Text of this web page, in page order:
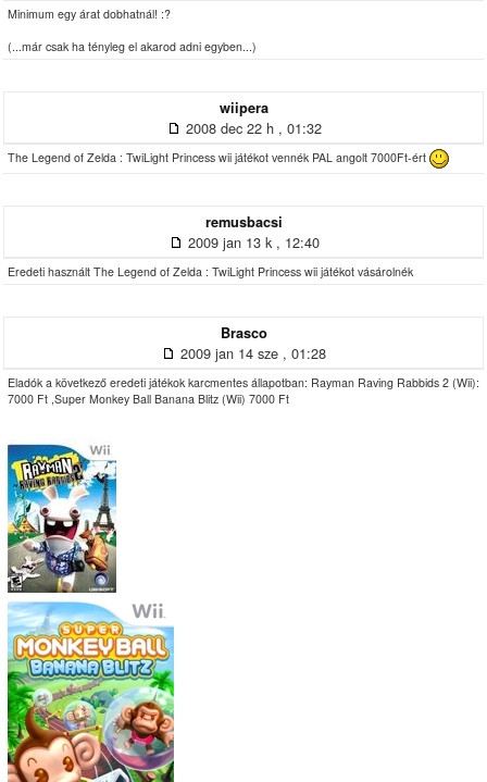
Minimum egy árat dobhatnál! :?
(...már csak ha tényleg el akarod adni egyben...)
wiipera
2008 dec 22 h , 01:32
The Legend of Zelda : TwiLight Princess wii játékot vennék PAL angolt 7000Ft-ért
remusbacsi
2009 jan 13 k , 12:40
Eredeti használt The Legend of Zelda : TwiLight Princess wii játékot vásárolnék
Brasco
2009 jan 14 sze , 01:28
Eladók a következő eredeti játékok karcmentes állapotban: Rayman Raving Rabbids 2 (Wii):
7000 Ft ,Super Monkey Ball Banana Blitz (Wii) 7000 Ft